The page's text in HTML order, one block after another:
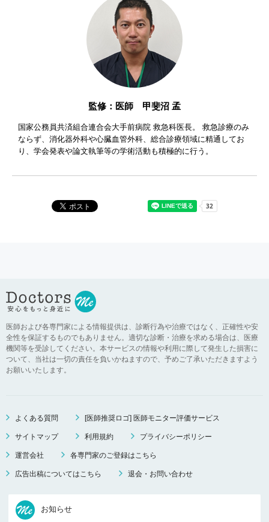
監修：医師 甲斐沼 孟
国家公務員共済組合連合会大手前病院 救急科医長。 救急診療のみ
ならず、消化器外科や心臓血管外科、総合診療領域に精通してお
り、学会発表や論文執筆等の学術活動も積極的に行う。
医師および各専門家による情報提供は、診断行為や治療ではなく、正確性や安
全性を保証するものでもありません。適切な診断・治療を求める場合は、医療
機関等を受診してください。本サービスの情報や利用に際して発生した損害に
ついて、当社は一切の責任を負いかねますので、予めご了承いただきますよう
お願いいたします。
よくある質問 [医師推奨ロゴ] 医師モニター評価サービス
サイトマップ 利用規約 プライバシーポリシー
運営会社 各専門家のご登録はこちら
広告出稿についてはこちら 退会・お問い合わせ
お知らせ